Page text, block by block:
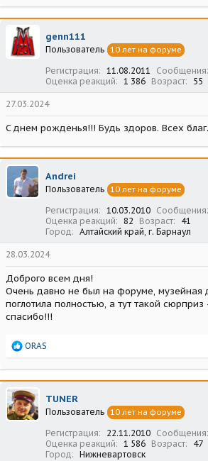
genn111
Пользователь 10 лет на форуме
Регистрация 11.08.2011 Сообщения
Оценка реакций
1 386 Возраст 55
27.03.2024
C днем рожденья!!! Будь здоров. Всех благ.
Andrei
Пользователь 10 лет на форуме
Регистрация 10.03.2010 Сообщения
Оценка реакций
82 Возраст
41
Город
Алтайский край, г. Барнаул
28.03.2024
Доброго всем дня!
Очень давно не был на форуме, музейная
поглотила полностью, а тут такой
спасибо!!!
Р
а
к
ц
и
и
ORAS
TUNER
Пользователь 10 лет на форуме
Регистрация 22.11.2010 Сообщения
Оценка реакций
1 586 Возраст
47
Город
Нижневартовск